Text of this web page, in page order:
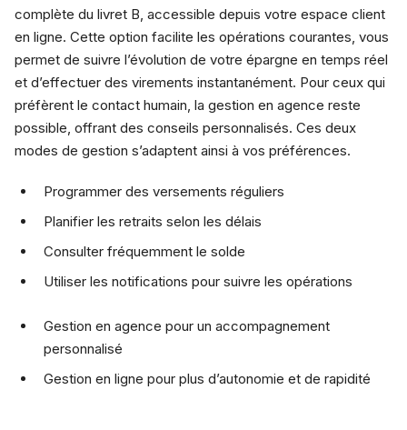
complète du livret B, accessible depuis votre espace client
en ligne. Cette option facilite les opérations courantes, vous
permet de suivre l’évolution de votre épargne en temps réel
et d’effectuer des virements instantanément. Pour ceux qui
préfèrent le contact humain, la gestion en agence reste
possible, offrant des conseils personnalisés. Ces deux
modes de gestion s’adaptent ainsi à vos préférences.
Programmer des versements réguliers
Planifier les retraits selon les délais
Consulter fréquemment le solde
Utiliser les notifications pour suivre les opérations
Gestion en agence pour un accompagnement
personnalisé
Gestion en ligne pour plus d’autonomie et de rapidité